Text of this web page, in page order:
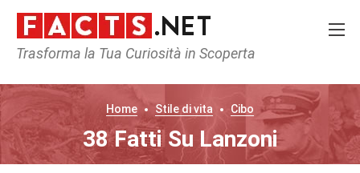
Trasforma la Tua Curiosità in Scoperta
Home Stile di vita Cibo
38 Fatti Su Lanzoni